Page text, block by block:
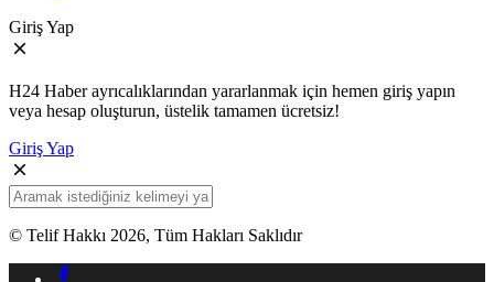
Giriş Yap
H24 Haber ayrıcalıklarından yararlanmak için hemen giriş yapın
veya hesap oluşturun, üstelik tamamen ücretsiz!
Giriş Yap
© Telif Hakkı 2026, Tüm Hakları Saklıdır